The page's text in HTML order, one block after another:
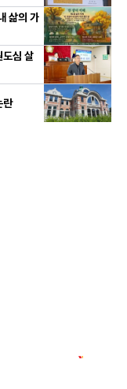
삶의 가
도심 살
란